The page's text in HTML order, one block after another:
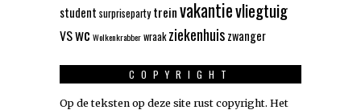
student surpriseparty treinvakantievliegtuig
VSwc Wolkenkrabberwraak ziekenhuiszwanger
COPYRIGHT
Op de teksten op deze site rust copyright. Het